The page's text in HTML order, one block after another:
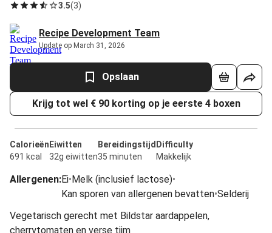
3.5(3)
Recipe Development Team
Update op March 31, 2026
Opslaan
Krijg tot wel € 90 korting op je eerste 4 boxen
Calorieën
691 kcal
Eiwitten
32g eiwitten
Bereidingstijd
35 minuten
Difficulty
Makkelijk
Allergenen:Ei•Melk (inclusief lactose)•
Kan sporen van allergenen bevatten•Selderij
Vegetarisch gerecht met Bildstar aardappelen,
cherrytomaten en verse tijm